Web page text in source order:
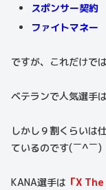
スポンサー契約
ファイトマネー
ですが、これだけで
ベテランで人気選手
しかし９割くらいは
ているのです(￣^￣)
KANA選手は 「X